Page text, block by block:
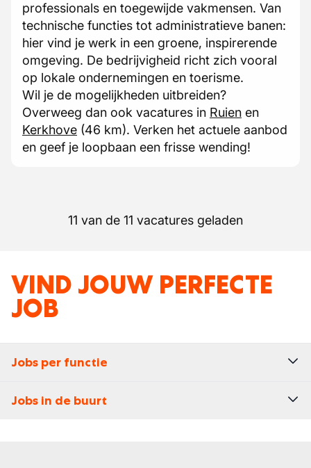
professionals en toegewijde vakmensen. Van
technische functies tot administratieve banen:
hier vind je werk in een groene, inspirerende
omgeving. De bedrijvigheid richt zich vooral
op lokale ondernemingen en toerisme.
Wil je de mogelijkheden uitbreiden?
Overweeg dan ook vacatures in Ruien en
Kerkhove (46 km). Verken het actuele aanbod
en geef je loopbaan een frisse wending!
11 van de 11 vacatures geladen
VIND JOUW PERFECTE
JOB
Jobs per functie
Jobs in de buurt